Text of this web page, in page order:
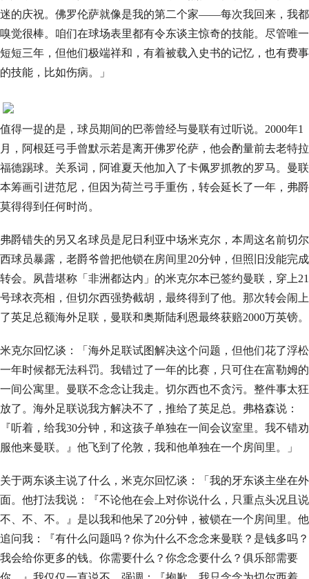
迷的庆祝。佛罗伦萨就像是我的第二个家——每次我回来，我都
嗅觉很棒。咱们在球场表里都有令东谈主惊奇的技能。尽管唯一
短短三年，但他们极端祥和，有着被载入史书的记忆，也有费事
的技能，比如伤病。」
值得一提的是，球员期间的巴蒂曾经与曼联有过听说。2000年1
月，阿根廷弓手曾默示若是离开佛罗伦萨，他会酌量前去老特拉
福德踢球。关系词，阿谁夏天他加入了卡佩罗抓教的罗马。曼联
本筹画引进范尼，但因为荷兰弓手重伤，转会延长了一年，弗爵
莫得得到任何时尚。
弗爵错失的另又名球员是尼日利亚中场米克尔，本周这名前切尔
西球员暴露，老爵爷曾把他锁在房间里20分钟，但照旧没能完成
转会。夙昔堪称「非洲都达内」的米克尔本已签约曼联，穿上21
号球衣亮相，但切尔西强势截胡，最终得到了他。那次转会闹上
了英足总额海外足联，曼联和奥斯陆利恩最终获赔2000万英镑。
米克尔回忆谈：「海外足联试图解决这个问题，但他们花了浮松
一年时候都无法科罚。我错过了一年的比赛，只可住在富勒姆的
一间公寓里。曼联不念念让我走。切尔西也不贪污。整件事太狂
放了。海外足联说我方解决不了，推给了英足总。弗格森说：
『听着，给我30分钟，和这孩子单独在一间会议室里。我不错劝
服他来曼联。』他飞到了伦敦，我和他单独在一个房间里。」
关于两东谈主说了什么，米克尔回忆谈：「我的牙东谈主坐在外
面。他打法我说：『不论他在会上对你说什么，只重点头况且说
不、不、不。』是以我和他呆了20分钟，被锁在一个房间里。他
追问我：『有什么问题吗？你为什么不念念来曼联？是钱多吗？
我会给你更多的钱。你需要什么？你念念要什么？俱乐部需要